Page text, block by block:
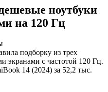
ноутбуки
на 120 Гц
подборку из трех
экранами с частотой 120 Гц.
14 (2024) за 52,2 тыс.